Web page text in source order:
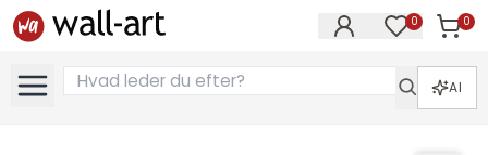
0 0
Varer
AI